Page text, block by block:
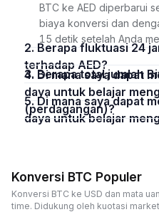
BTC ke AED diperbarui
biaya konversi dan
15 detik setelah Anda
2. Berapa fluktuasi 24 jam pada kurs BTC
terhadap AED?
3. Berapa total jumlah
4. Di mana saya dapat menemukan sumber
daya untuk belajar
(perdagangan)?
5. Di mana saya dapat menemukan sumber
daya untuk belajar
Konversi BTC Populer
Konversi BTC ke USD dan mata
time. Didukung oleh kuotasi